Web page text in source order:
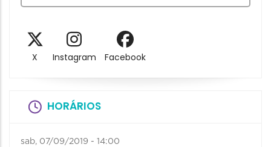
X Instagram Facebook
HORÁRIOS
sab, 07/09/2019 - 14:00